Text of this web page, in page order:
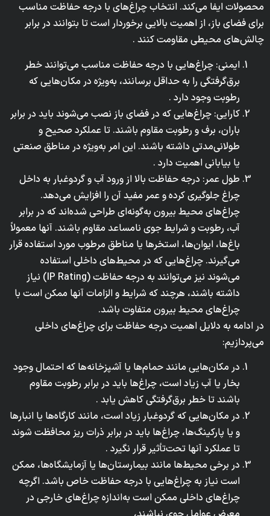
محصولات ایفا می‌کند. انتخاب چراغ‌های با درجه حفاظت مناسب
برای فضای باز، از اهمیت بالایی برخوردار است تا بتوانند در برابر
چالش‌های محیطی مقاومت کنند .
ایمنی: چراغ‌هایی با درجه حفاظت مناسب می‌توانند خطر
برق‌گرفتگی را به حداقل برسانند، به‌ویژه در مکان‌هایی که
رطوبت وجود دارد .
کارایی: چراغ‌هایی که در فضای باز نصب می‌شوند باید در برابر
باران، برف و رطوبت مقاوم باشند. تا عملکرد صحیح و
طولانی‌مدتی داشته باشند. این امر به‌ویژه در مناطق صنعتی
یا بیابانی اهمیت دارد .
طول عمر: درجه حفاظت بالا از ورود آب و گردوغبار به داخل
چراغ جلوگیری کرده و عمر مفید آن را افزایش می‌دهد.
چراغ‌های محیط بیرون به‌گونه‌ای طراحی شده‌اند که در برابر
آب، رطوبت و شرایط جوی نامساعد مقاوم باشند. آنها معمولاً
باغ‌ها، ایوان‌ها، استخرها یا مناطق مرطوب مورد استفاده قرار
می‌گیرند. چراغ‌هایی که در محیط‌های داخلی استفاده
می‌شوند نیز می‌توانند به درجه حفاظت (IP Rating) نیاز
داشته باشند، هرچند که شرایط و الزامات آنها ممکن است با
چراغ‌های محیط بیرون متفاوت باشد.
در ادامه به دلایل اهمیت درجه حفاظت برای چراغ‌های داخلی
می‌پردازیم:
در مکان‌هایی مانند حمام‌ها یا آشپزخانه‌ها که احتمال وجود
بخار یا آب زیاد است، چراغ‌ها باید در برابر رطوبت مقاوم
باشند تا خطر برق‌گرفتگی کاهش یابد .
در مکان‌هایی که گردوغبار زیاد است، مانند کارگاه‌ها یا انبارها
و یا پارکینگ‌ها، چراغ‌ها باید در برابر ذرات ریز محافظت شوند
تا عملکرد آنها تحت‌تأثیر قرار نگیرد .
در برخی محیط‌ها مانند بیمارستان‌ها یا آزمایشگاه‌ها، ممکن
است نیاز به چراغ‌هایی با درجه حفاظت خاص باشد. اگرچه
چراغ‌های داخلی ممکن است به‌اندازه چراغ‌های خارجی در